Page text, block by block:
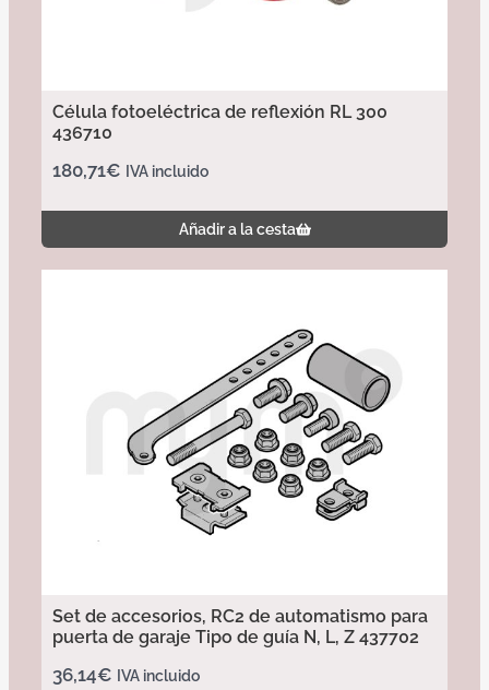
Célula fotoeléctrica de reflexión RL 300
436710
180,71€ IVA incluido
Añadir a la cesta
Set de accesorios, RC2 de automatismo para
puerta de garaje Tipo de guía N, L, Z 437702
36,14€ IVA incluido